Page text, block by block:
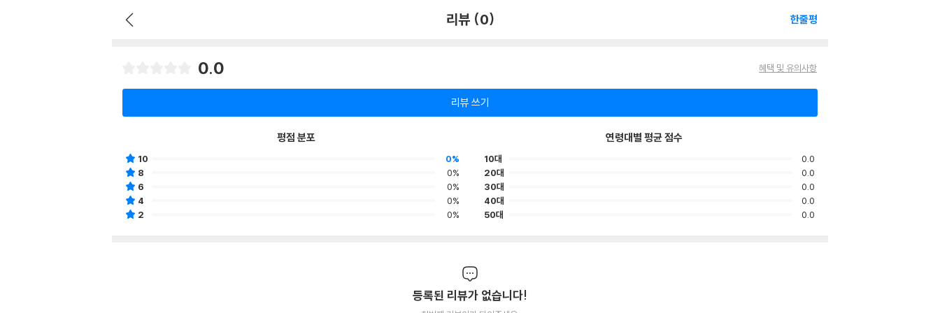
리뷰 (0) 한줄평
0.0 혜택 및 유의사항
리뷰 쓰기
평점 분포
10
0%
8
0%
6
0%
4
0%
2
0%
연령대별 평균 점수
10대
0.0
20대
0.0
30대
0.0
40대
0.0
50대
0.0
등록된 리뷰가 없습니다!